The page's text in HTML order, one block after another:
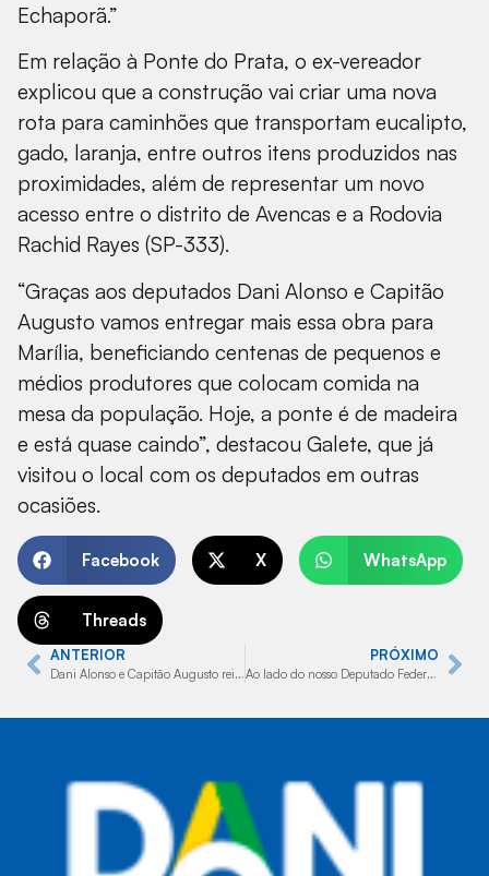
Echaporã.”
Em relação à Ponte do Prata, o ex-vereador
explicou que a construção vai criar uma nova
rota para caminhões que transportam eucalipto,
gado, laranja, entre outros itens produzidos nas
proximidades, além de representar um novo
acesso entre o distrito de Avencas e a Rodovia
Rachid Rayes (SP-333).
“Graças aos deputados Dani Alonso e Capitão
Augusto vamos entregar mais essa obra para
Marília, beneficiando centenas de pequenos e
médios produtores que colocam comida na
mesa da população. Hoje, a ponte é de madeira
e está quase caindo”, destacou Galete, que já
visitou o local com os deputados em outras
ocasiões.
Facebook X WhatsApp
Threads
ANTERIOR
Dani Alonso e Capitão Augusto reinauguram escritório político em Bauru
PRÓXIMO
Ao lado do nosso Deputado Federal Capitão Augusto e da Prefeita de Bauru, Suellen Rosim, nos reunimos em Brasília com o Ministro da Justiça, Dr. Anderson Torres